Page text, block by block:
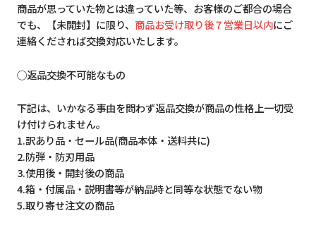
商品が思っていた物とは違っていた等、お客様のご都合の場合
でも、【未開封】に限り、 商品お受け取り後７営業日以内にご
連絡くだされば交換対応いたします。
◯返品交換不可能なもの
下記は、いかなる事由を問わず返品交換が商品の性格上一切受
け付けられません。
1.訳あり品・セール品(商品本体・送料共に)
2.防弾・防刃用品
3.使用後・開封後の商品
4.箱・付属品・説明書等が納品時と同等な状態でない物
5.取り寄せ注文の商品